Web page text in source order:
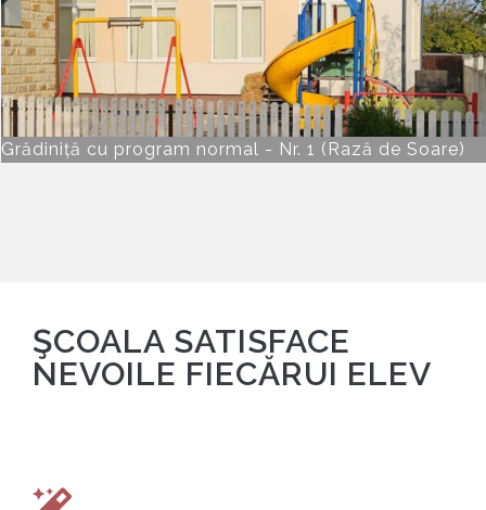
Grădiniță cu program normal - Nr. 1 (Rază de Soare)
ŞCOALA SATISFACE
NEVOILE FIECĂRUI ELEV